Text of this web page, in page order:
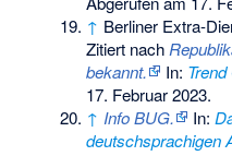
↑ Berliner Extra-
Zitiert nach
bekannt.
In:
17. Februar 2023.
↑ Info BUG. In:
deutschsprachigen